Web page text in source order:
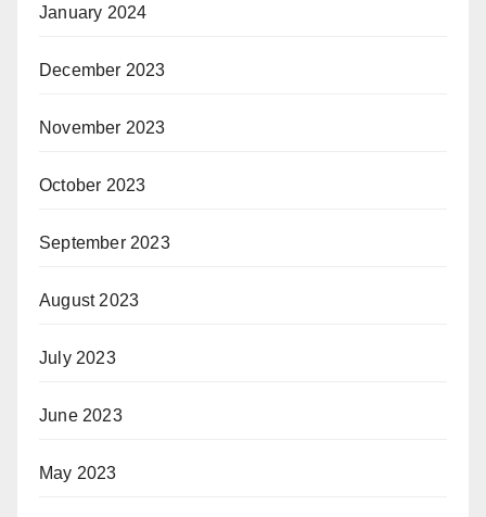
January 2024
December 2023
November 2023
October 2023
September 2023
August 2023
July 2023
June 2023
May 2023